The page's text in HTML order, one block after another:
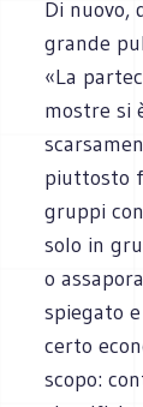
Di nuovo,
grande
«La
mostre si
piuttosto
gruppi
solo in
o
spiegato
certo
scopo: